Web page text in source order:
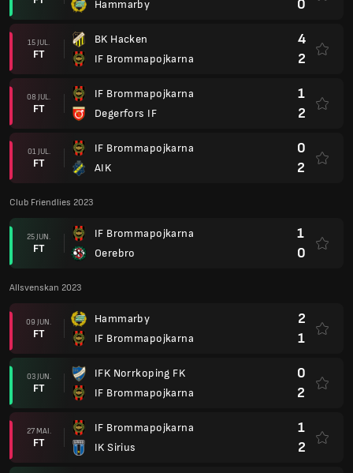
Hammarby 0
15 JUL.
FT
BK Hacken
IF Brommapojkarna
4
2
08 JUL.
FT
IF Brommapojkarna
Degerfors IF
1
2
01 JUL.
FT
IF Brommapojkarna
AIK
0
2
Club Friendlies 2023
25 JUN.
FT
IF Brommapojkarna
Oerebro
1
0
Allsvenskan 2023
09 JUN.
FT
Hammarby
IF Brommapojkarna
2
1
03 JUN.
FT
IFK Norrkoping FK
IF Brommapojkarna
0
2
27 MAI.
FT
IF Brommapojkarna
IK Sirius
1
2